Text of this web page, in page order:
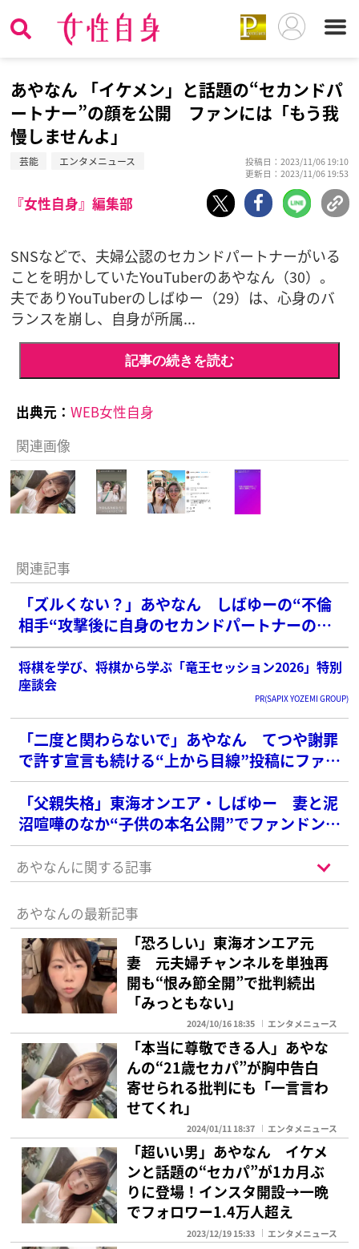
あやなん 「イケメン」と話題の“セカンドパ
ートナー”の顔を公開 ファンには「もう我
慢しませんよ」
芸能 エンタメニュース
投稿日：2023/11/06 19:10
更新日：2023/11/06 19:53
『女性自身』編集部
SNSなどで、夫婦公認のセカンドパートナーがいる
ことを明かしていたYouTuberのあやなん（30）。
夫でありYouTuberのしばゆー（29）は、心身のバ
ランスを崩し、自身が所属...
記事の続きを読む
出典元： WEB女性自身
関連画像
関連記事
「ズルくない？」あやなん しばゆーの“不倫
相手“攻撃後に自身のセカンドパートナーの存
在公表でネット茫然
将棋を学び、将棋から学ぶ「竜王セッション2026」特別
座談会
PR(SAPIX YOZEMI GROUP)
「二度と関わらないで」あやなん てつや謝罪
で許す宣言も続ける“上から目線”投稿にファン
激怒…夫しばゆーにも未だ会えず
「父親失格」東海オンエア・しばゆー 妻と泥
沼喧嘩のなか“子供の本名公開”でファンドン引
き
あやなんに関する記事
あやなんの最新記事
「恐ろしい」東海オンエア元
妻 元夫婦チャンネルを単独再
開も“恨み節全開”で批判続出
「みっともない」
2024/10/16 18:35 エンタメニュース
「本当に尊敬できる人」あやな
んの“21歳セカパ”が胸中告白
寄せられる批判にも「一言言わ
せてくれ」
2024/01/11 18:37 エンタメニュース
「超いい男」あやなん イケメ
ンと話題の“セカパ”が1カ月ぶ
りに登場！インスタ開設→一晩
でフォロワー1.4万人超え
2023/12/19 15:33 エンタメニュース